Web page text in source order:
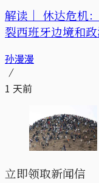
解读｜ 休达危机
裂西班牙边境和政
孙漫漫
1 天前
立即领取新闻信